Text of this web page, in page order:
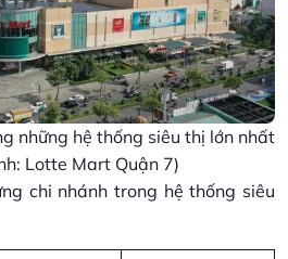
những hệ thống siêu thị lớn nhất
Lotte Mart Quận 7)
chi nhánh trong hệ thống siêu